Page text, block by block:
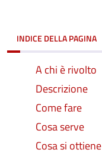
INDICE DELLA PAGINA
A chi è rivolto
Descrizione
Come fare
Cosa serve
Cosa si ottiene